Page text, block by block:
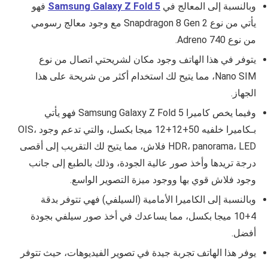
وبالنسبة إلى المعالج في Samsung Galaxy Z Fold 5 فهو
يأتي من نوع Snapdragon 8 Gen 2 مع وجود معالج رسومي
من نوع Adreno 740.
يتوفر في هذا الهاتف وجود مكان لشريحتي اتصال من نوع
Nano SIM، مما يتيح لك استخدام أكثر من شريحة على هذا
الجهاز.
وفيما يخص كاميرا Samsung Galaxy Z Fold 5 فهو يأتي
بـكاميرا خلفيه 50+12+12 ميجا بكسل، والتي تدعم وجود OIS،
HDR، panorama، LED فلاش، مما يتيح لك التقريب إلى أقصى
درجة تريدها وأخذ صور عالية الجودة، وذلك بالطبع إلى جانب
وجود فلاش قوي بها ووجود ميزة التصوير الواسع.
وبالنسبة إلى الكاميرا الأمامية (السيلفي) فهي تتوفر بدقة
4+10 ميجا بكسل، مما يساعدك في أخذ صور سيلفي بجودة
أفضل.
يوفر هذا الهاتف تجربة جيدة في تصوير الفيديوهات، حيث تتوفر